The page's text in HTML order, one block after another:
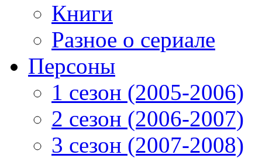
Книги
Разное о сериале
Персоны
1 сезон (2005-2006)
2 сезон (2006-2007)
3 сезон (2007-2008)